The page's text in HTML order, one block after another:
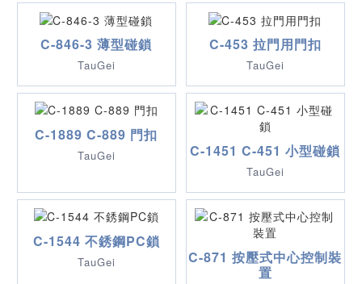
C-846-3 薄型碰鎖
TauGei
C-453 拉門用門扣
TauGei
C-1889 C-889 門扣
TauGei C-1451 C-451 小型碰鎖
TauGei
C-1544 不銹鋼PC鎖
TauGei
C-871 按壓式中心控制裝
置